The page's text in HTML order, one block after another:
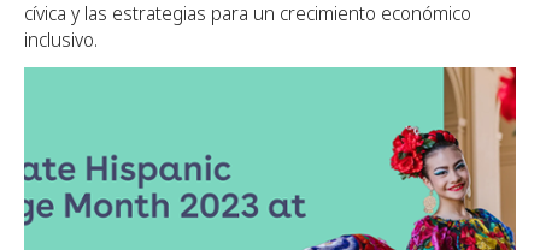
cívica y las estrategias para un crecimiento económico
inclusivo.